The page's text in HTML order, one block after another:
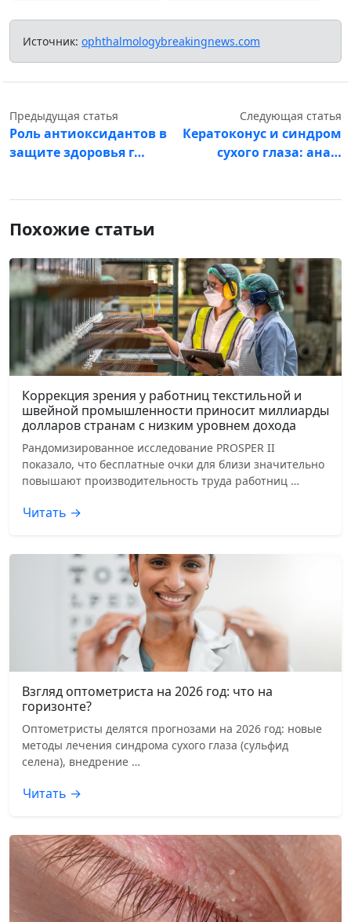
Источник: ophthalmologybreakingnews.com
Предыдущая статья
Роль антиоксидантов в
защите здоровья г…
Следующая статья
Кератоконус и синдром
сухого глаза: ана…
Похожие статьи
Коррекция зрения у работниц текстильной и
швейной промышленности приносит миллиарды
долларов странам с низким уровнем дохода
Рандомизированное исследование PROSPER II
показало, что бесплатные очки для близи значительно
повышают производительность труда работниц …
Читать →
Взгляд оптометриста на 2026 год: что на
горизонте?
Оптометристы делятся прогнозами на 2026 год: новые
методы лечения синдрома сухого глаза (сульфид
селена), внедрение …
Читать →